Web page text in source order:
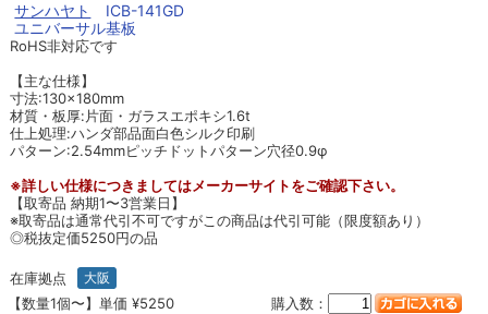
サンハヤト
ICB-141GD
ユニバーサル基板
RoHS非対応です
【主な仕様】
寸法:130×180mm
材質・板厚:片面・ガラスエポキシ1.6t
仕上処理:ハンダ部品面白色シルク印刷
パターン:2.54mmピッチドットパターン穴径0.9φ
※詳しい仕様につきましてはメーカーサイトをご確認下さい。
【取寄品 納期1〜3営業日】
※取寄品は通常代引不可ですがこの商品は代引可能（限度額あり）
◎税抜定価5250円の品
在庫拠点 大阪
【数量1個〜】単価 ¥5250 購入数：